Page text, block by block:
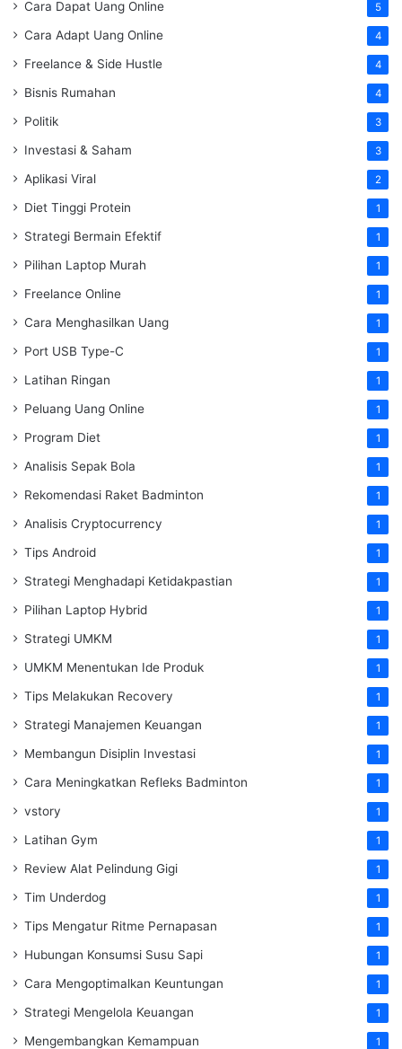
Cara Dapat Uang Online 5
Cara Adapt Uang Online 4
Freelance & Side Hustle 4
Bisnis Rumahan 4
Politik 3
Investasi & Saham 3
Aplikasi Viral 2
Diet Tinggi Protein 1
Strategi Bermain Efektif 1
Pilihan Laptop Murah 1
Freelance Online 1
Cara Menghasilkan Uang 1
Port USB Type-C 1
Latihan Ringan 1
Peluang Uang Online 1
Program Diet 1
Analisis Sepak Bola 1
Rekomendasi Raket Badminton 1
Analisis Cryptocurrency 1
Tips Android 1
Strategi Menghadapi Ketidakpastian 1
Pilihan Laptop Hybrid 1
Strategi UMKM 1
UMKM Menentukan Ide Produk 1
Tips Melakukan Recovery 1
Strategi Manajemen Keuangan 1
Membangun Disiplin Investasi 1
Cara Meningkatkan Refleks Badminton 1
vstory 1
Latihan Gym 1
Review Alat Pelindung Gigi 1
Tim Underdog 1
Tips Mengatur Ritme Pernapasan 1
Hubungan Konsumsi Susu Sapi 1
Cara Mengoptimalkan Keuntungan 1
Strategi Mengelola Keuangan 1
Mengembangkan Kemampuan 1